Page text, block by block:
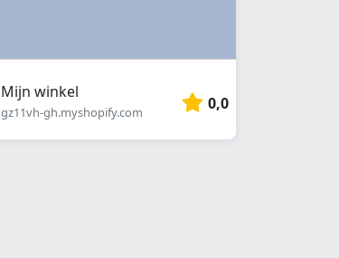
Mijn winkel
gz11vh-gh.myshopify.com 0,0